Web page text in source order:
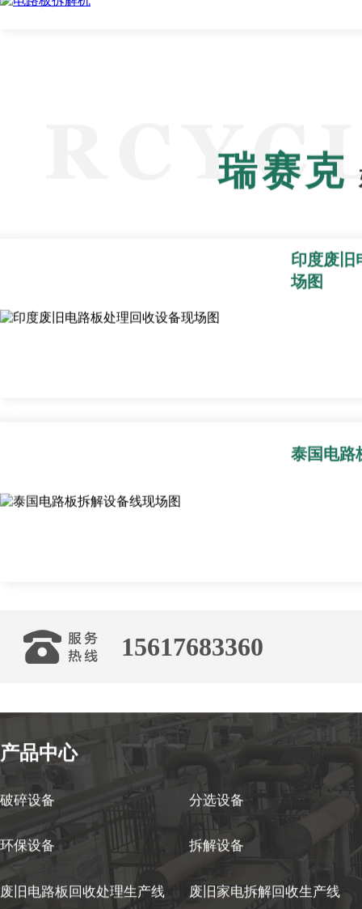
瑞赛克
印度废旧
场图
泰国电路
15617683360
产品中心
破碎设备 分选设备
环保设备 拆解设备
废旧电路板回收处理生产线 废旧家电拆解回收生产线